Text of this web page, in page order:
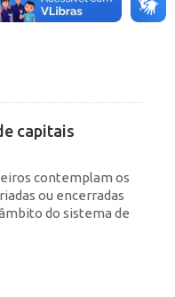
Etiquetas:
IED
capitais
contemplam os
ou encerradas
do sistema de